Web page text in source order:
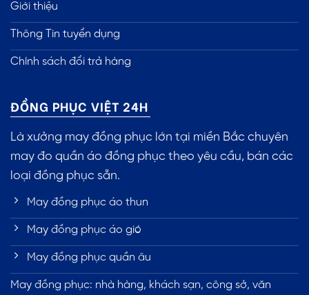
Giới thiệu
Thông Tin tuyển dụng
Chính sách đổi trả hàng
ĐỒNG PHỤC VIỆT 24H
Là xưởng may đồng phục lớn tại miền Bắc chuyên
may đo quần áo đồng phục theo yêu cầu, bán các
loại đồng phục sẵn.
May đồng phục áo thun
May đồng phục áo gió
May đồng phục quần âu
May đồng phục: nhà hàng, khách sạn, công sở, văn